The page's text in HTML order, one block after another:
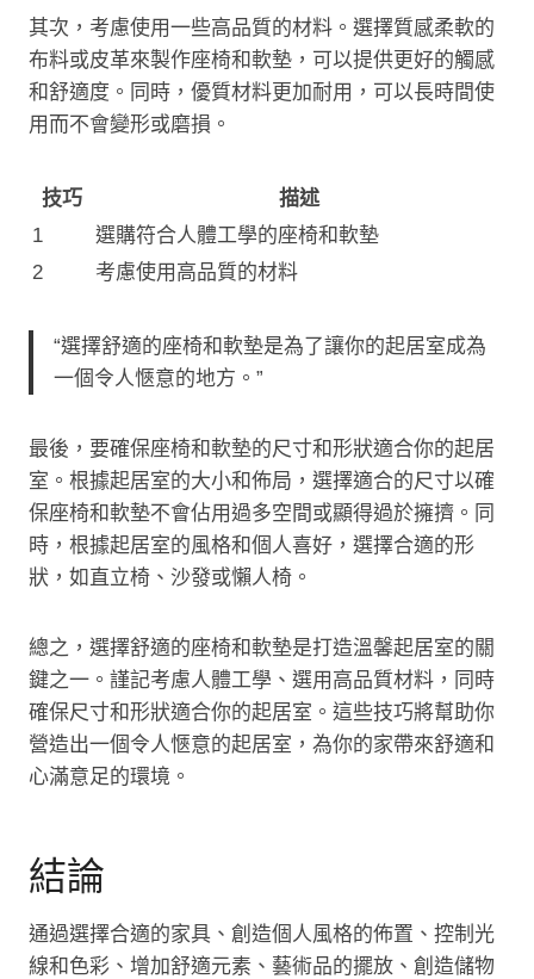
其次，考慮使用一些高品質的材料。選擇質感柔軟的
布料或皮革來製作座椅和軟墊，可以提供更好的觸感
和舒適度。同時，優質材料更加耐用，可以長時間使
用而不會變形或磨損。
技巧
描述
1
選購符合人體工學的座椅和軟墊
2
考慮使用高品質的材料
“選擇舒適的座椅和軟墊是為了讓你的起居室成為
一個令人愜意的地方。”
最後，要確保座椅和軟墊的尺寸和形狀適合你的起居
室。根據起居室的大小和佈局，選擇適合的尺寸以確
保座椅和軟墊不會佔用過多空間或顯得過於擁擠。同
時，根據起居室的風格和個人喜好，選擇合適的形
狀，如直立椅、沙發或懶人椅。
總之，選擇舒適的座椅和軟墊是打造溫馨起居室的關
鍵之一。謹記考慮人體工學、選用高品質材料，同時
確保尺寸和形狀適合你的起居室。這些技巧將幫助你
營造出一個令人愜意的起居室，為你的家帶來舒適和
心滿意足的環境。
結論
通過選擇合適的家具、創造個人風格的佈置、控制光
線和色彩、增加舒適元素、藝術品的擺放、創造儲物